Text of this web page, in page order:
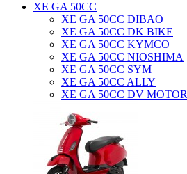
XE GA 50CC
XE GA 50CC DIBAO
XE GA 50CC DK BIKE
XE GA 50CC KYMCO
XE GA 50CC NIOSHIMA
XE GA 50CC SYM
XE GA 50CC ALLY
XE GA 50CC DV MOTOR